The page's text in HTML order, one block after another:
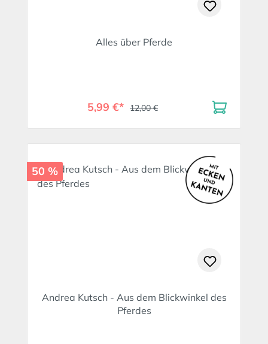
Alles über Pferde
5,99 €* 12,00 €
50 %
Andrea Kutsch - Aus dem Blickwinkel des
Pferdes